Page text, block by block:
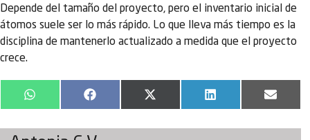
Depende del tamaño del proyecto, pero el inventario inicial de
átomos suele ser lo más rápido. Lo que lleva más tiempo es la
disciplina de mantenerlo actualizado a medida que el proyecto
crece.
WhatsApp Facebook
X
(Twitter)
LinkedIn Email